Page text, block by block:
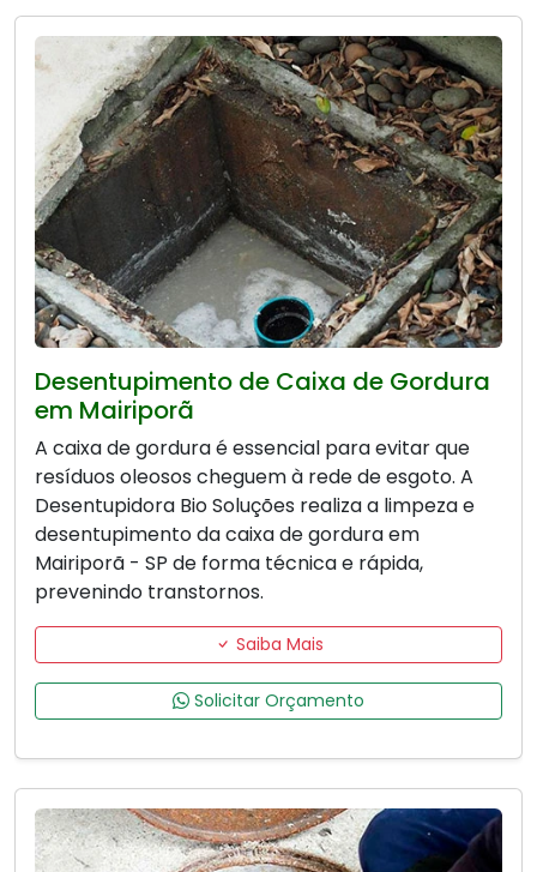
Desentupimento de Caixa de Gordura
em Mairiporã
A caixa de gordura é essencial para evitar que
resíduos oleosos cheguem à rede de esgoto. A
Desentupidora Bio Soluções realiza a limpeza e
desentupimento da caixa de gordura em
Mairiporã - SP de forma técnica e rápida,
prevenindo transtornos.
Saiba Mais
Solicitar Orçamento